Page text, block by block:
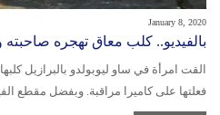
January 8, 2020
بالفيديو.. كلب معاق تهجره صاحبته
القت امرأة في ساو ليوبولدو بالبرازيل
فعلتها على كاميرا مراقبة. وبفضل مقطع